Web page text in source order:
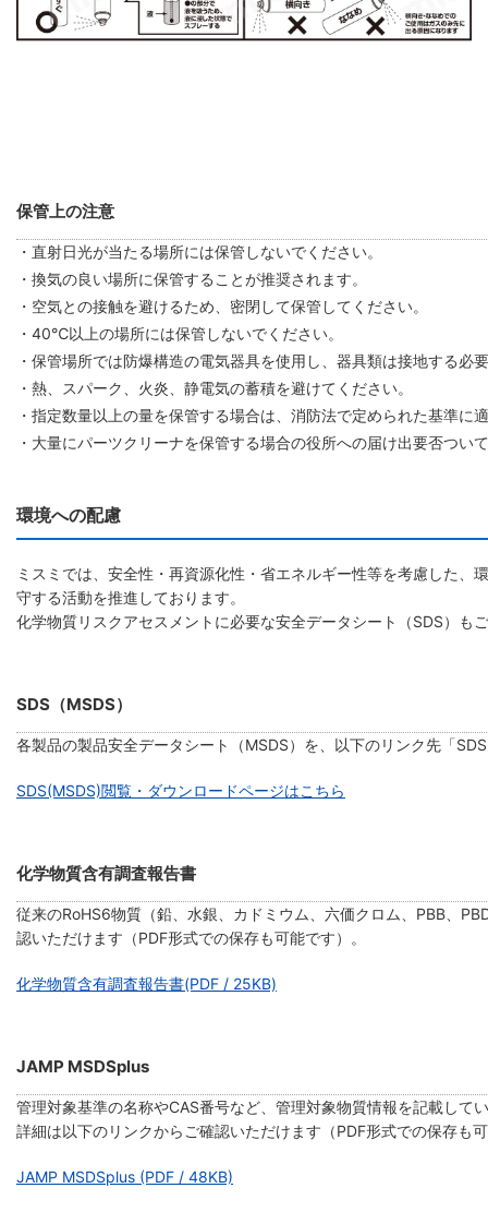
保管上の注意
・直射日光が当たる場所には保管しないでください。
・換気の良い場所に保管することが推奨されます。
・空気との接触を避けるため、密閉して保管してください。
・40℃以上の場所には保管しないでください。
・保管場所では防爆構造の電気器具を使用し、器具類は接地する必
・熱、スパーク、火炎、静電気の蓄積を避けてください。
・指定数量以上の量を保管する場合は、消防法で定められた基準
・大量にパーツクリーナを保管する場合の役所への届け出要否つ
環境への配慮
ミスミでは、安全性・再資源化性・省エネルギー性等を考慮した
守する活動を推進しております。
化学物質リスクアセスメントに必要な安全データシート（SDS）も
SDS（MSDS）
各製品の製品安全データシート（MSDS）を、以下のリンク先「
SDS(MSDS)閲覧・ダウンロードページはこちら
化学物質含有調査報告書
従来のRoHS6物質（鉛、水銀、カドミウム、六価クロム、PBB、
認いただけます（PDF形式での保存も可能です）。
化学物質含有調査報告書(PDF / 25KB)
JAMP MSDSplus
管理対象基準の名称やCAS番号など、管理対象物質情報を記載して
詳細は以下のリンクからご確認いただけます（PDF形式での保存も
JAMP MSDSplus (PDF / 48KB)